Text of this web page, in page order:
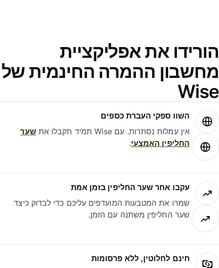
את אפליקציית
ההמרה החינמית של
השוו ספקי העברת כספים
אין עמלות נסתרות. עם Wise תמיד תקבלו את
שער
החליפין האמצעי.
עקבו אחר שער החליפין בזמן אמת
שמרו את המטבעות המועדפים עליכם כדי לבדוק כיצד
שער החליפין משתנה עם הזמן.
חינם לחלוטין, ללא פרסומות